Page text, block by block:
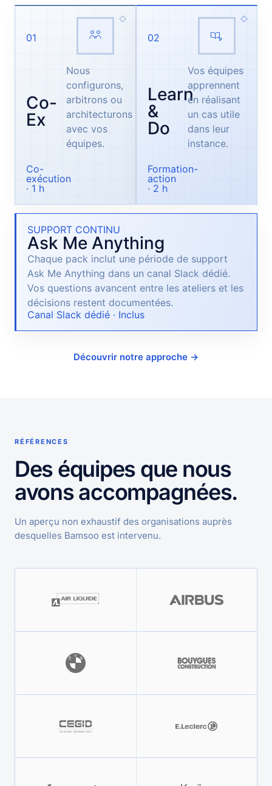
01
Co-
Ex
Nous
configurons,
arbitrons ou
architecturons
avec vos
équipes.
Co-
exécution
· 1 h
02
Learn
&
Do
Vos équipes
apprennent
en réalisant
un cas utile
dans leur
instance.
Formation-
action
· 2 h
SUPPORT CONTINU
Ask Me Anything
Chaque pack inclut une période de support
Ask Me Anything dans un canal Slack dédié.
Vos questions avancent entre les ateliers et les
décisions restent documentées.
Canal Slack dédié · Inclus
Découvrir notre approche →
RÉFÉRENCES
Des équipes que nous
avons accompagnées.
Un aperçu non exhaustif des organisations auprès
desquelles Bamsoo est intervenu.